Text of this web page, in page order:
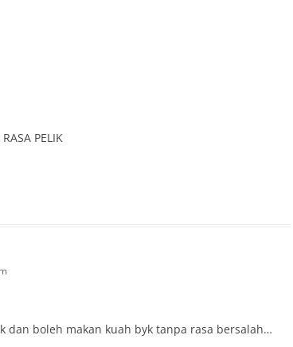
PELIK
dan boleh makan kuah byk tanpa rasa bersalah…